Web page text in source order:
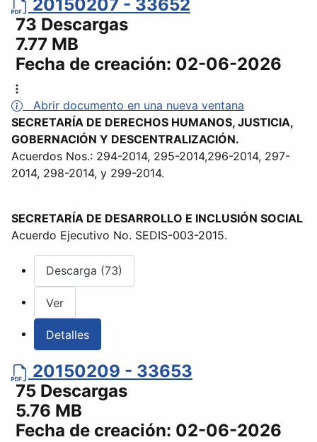
20150207 - 33652
73 Descargas
7.77 MB
Fecha de creación: 02-06-2026
Abrir documento en una nueva ventana
SECRETARÍA DE DERECHOS HUMANOS, JUSTICIA,
GOBERNACIÓN Y DESCENTRALIZACIÓN.
Acuerdos Nos.: 294-2014, 295-2014,296-2014, 297-
2014, 298-2014, y 299-2014.
SECRETARÍA DE DESARROLLO E INCLUSIÓN SOCIAL
Acuerdo Ejecutivo No. SEDIS-003-2015.
Descarga (73)
Ver
Detalles
20150209 - 33653
75 Descargas
5.76 MB
Fecha de creación: 02-06-2026